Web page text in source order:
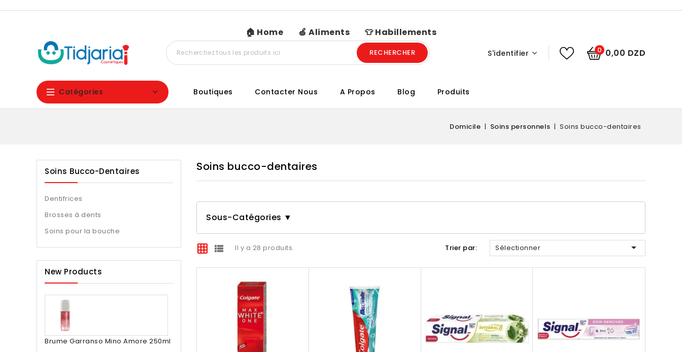
🏠 Home 🍏 Aliments 👕 Habillements
0 0,00 DZD
S'identifier
RECHERCHER
Catégories Boutiques Contacter Nous A Propos Blog Produits
Domicile Soins personnels Soins bucco-dentaires
Soins Bucco-Dentaires
Dentifrices
Brosses à dents
Soins pour la bouche
New Products
Brume Garranso Mino Amore 250ml
Soins bucco-dentaires
Sous-Catégories ▼
grid_on view_list Il y a 28 produits. Trier par: Sélectionner 